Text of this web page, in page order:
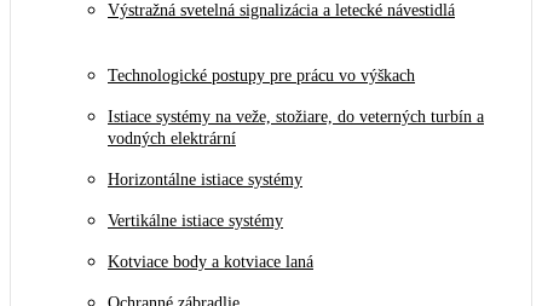
Výstražná svetelná signalizácia a letecké návestidlá
Technologické postupy pre prácu vo výškach
Istiace systémy na veže, stožiare, do veterných turbín a
vodných elektrární
Horizontálne istiace systémy
Vertikálne istiace systémy
Kotviace body a kotviace laná